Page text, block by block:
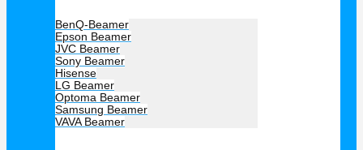
BenQ-Beamer
Epson Beamer
JVC Beamer
Sony Beamer
Hisense
LG Beamer
Optoma Beamer
Samsung Beamer
VAVA Beamer